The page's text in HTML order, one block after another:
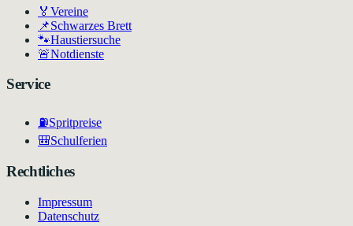
🏅 Vereine
📌Schwarzes Brett
🐾Haustiersuche
🚨Notdienste
Service
⛽Spritpreise
🎒Schulferien
Rechtliches
Impressum
Datenschutz